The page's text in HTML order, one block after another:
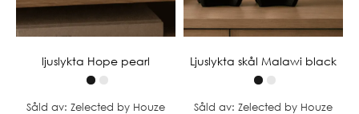
ljuslykta Hope pearl
Såld av: Zelected by Houze
Ljuslykta skål Malawi black
Såld av: Zelected by Houze